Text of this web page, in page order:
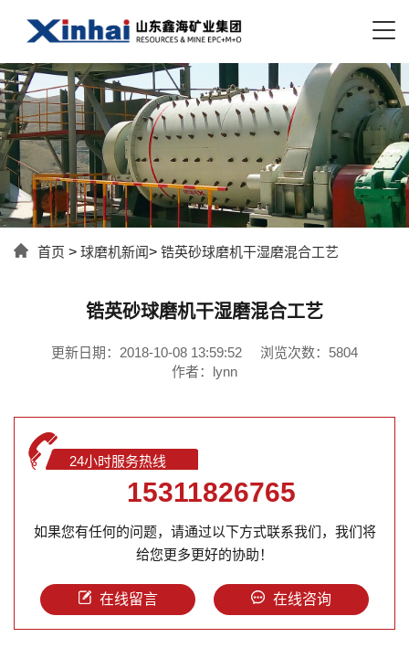
首页 > 球磨机新闻> 锆英砂球磨机干湿磨混合工艺
锆英砂球磨机干湿磨混合工艺
更新日期：2018-10-08 13:59:52
浏览次数：5804
作者：lynn
24小时服务热线
15311826765
如果您有任何的问题，请通过以下方式联系我们，我们将
给您更多更好的协助！
在线留言 在线咨询